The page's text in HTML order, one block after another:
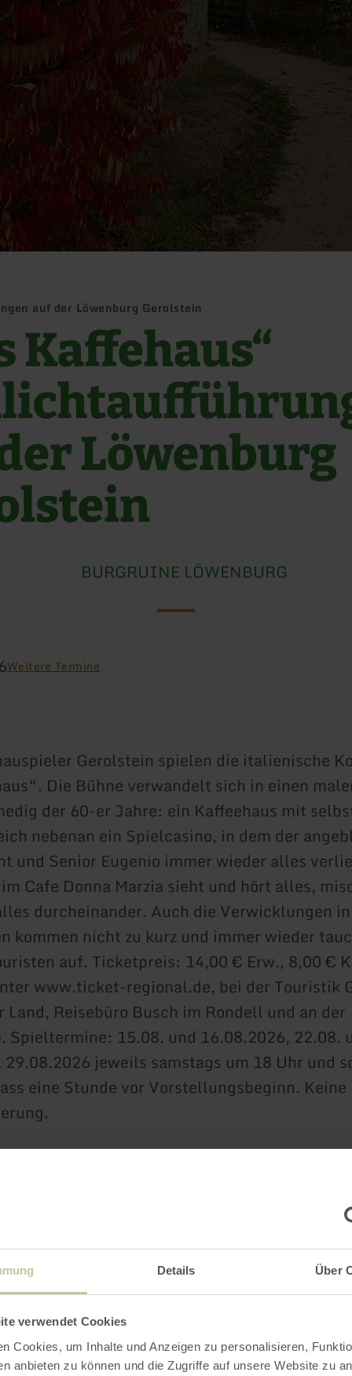
Details Über
verwendet Cookies
Cookies, um Inhalte und Anzeigen zu personalisieren,
anbieten zu können und die Zugriffe auf unsere Website zu
auf der Löwenburg Gerolstein
Kaffehaus“
Löwenburg
BURGRUINE LÖWENBURG
Weitere Termine
Gerolstein spielen die italienische
Die Bühne verwandelt sich in einen
der 60-er Jahre: ein Kaffeehaus mit
nebenan ein Spielcasino, in dem der
und Senior Eugenio immer wieder alles
Cafe Donna Marzia sieht und hört alles,
durcheinander. Auch die Verwicklungen in
kommen nicht zu kurz und immer wieder
auf. Ticketpreis: 14,00 € Erw., 8,00 €
www.ticket-regional.de, bei der Touristik
Land, Reisebüro Busch im Rondell und an der
Spieltermine: 15.08. und 16.08.2026, 22.08.
jeweils samstags um 18 Uhr und
eine Stunde vor Vorstellungsbeginn. Keine
der Burgschauspieler,
soweit - im August 2026 begrüßen wir Euch
auf der Löwenburg.
die italienische Komödie„Das Kaffehaus“.